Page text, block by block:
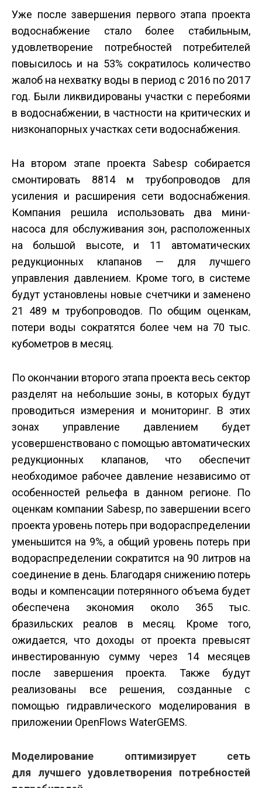
Уже после завершения первого этапа проекта
водоснабжение стало более стабильным,
удовлетворение потребностей потребителей
повысилось и на 53% сократилось количество
жалоб на нехватку воды в период с 2016 по 2017
год. Были ликвидированы участки с перебоями
в водоснабжении, в частности на критических и
низконапорных участках сети водоснабжения.
На втором этапе проекта Sabesp собирается
смонтировать 8814 м трубопроводов для
усиления и расширения сети водоснабжения.
Компания решила использовать два мини­
насоса для обслуживания зон, расположенных
на большой высоте, и 11 автоматических
редукционных клапанов — для лучшего
управления давлением. Кроме того, в системе
будут установлены новые счетчики и заменено
21 489 м трубопроводов. По общим оценкам,
потери воды сократятся более чем на 70 тыс.
кубометров в месяц.
По окончании второго этапа проекта весь сектор
разделят на небольшие зоны, в которых будут
проводиться измерения и мониторинг. В этих
зонах управление давлением будет
усовершенствовано с помощью автоматических
редукционных клапанов, что обеспечит
необходимое рабочее давление независимо от
особенностей рельефа в данном регионе. По
оценкам компании Sabesp, по завершении всего
проекта уровень потерь при водораспределении
уменьшится на 9%, а общий уровень потерь при
водораспределении сократится на 90 литров на
соединение в день. Благодаря снижению потерь
воды и компенсации потерянного объема будет
обеспечена экономия около 365 тыс.
бразильских реалов в месяц. Кроме того,
ожидается, что доходы от проекта превысят
инвестированную сумму через 14 месяцев
после завершения проекта. Также будут
реализованы все решения, созданные с
помощью гидравлического моделирования в
приложении OpenFlows WaterGEMS.
Моделирование оптимизирует сеть
для лучшего удовлетворения потребностей